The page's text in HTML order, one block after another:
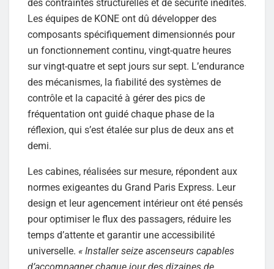
des contraintes structurelles et de sécurité inédites.
Les équipes de KONE ont dû développer des
composants spécifiquement dimensionnés pour
un fonctionnement continu, vingt-quatre heures
sur vingt-quatre et sept jours sur sept. L’endurance
des mécanismes, la fiabilité des systèmes de
contrôle et la capacité à gérer des pics de
fréquentation ont guidé chaque phase de la
réflexion, qui s’est étalée sur plus de deux ans et
demi.
Les cabines, réalisées sur mesure, répondent aux
normes exigeantes du Grand Paris Express. Leur
design et leur agencement intérieur ont été pensés
pour optimiser le flux des passagers, réduire les
temps d’attente et garantir une accessibilité
universelle. « Installer seize ascenseurs capables